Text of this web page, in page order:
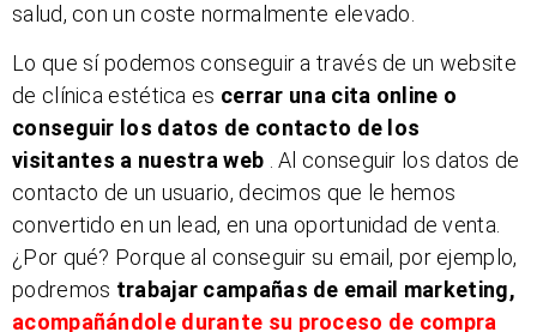
salud, con un coste normalmente elevado.
Lo que sí podemos conseguir a través de un website
de clínica estética es cerrar una cita online o
conseguir los datos de contacto de los
visitantes a nuestra web . Al conseguir los datos de
contacto de un usuario, decimos que le hemos
convertido en un lead, en una oportunidad de venta.
¿Por qué? Porque al conseguir su email, por ejemplo,
podremos trabajar campañas de email marketing,
acompañándole durante su proceso de compra